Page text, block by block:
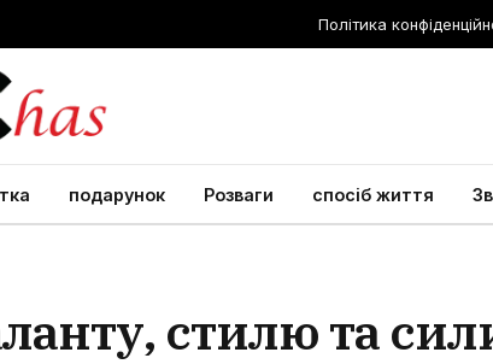
Політика
подарунок Розваги спосіб життя
стилю та